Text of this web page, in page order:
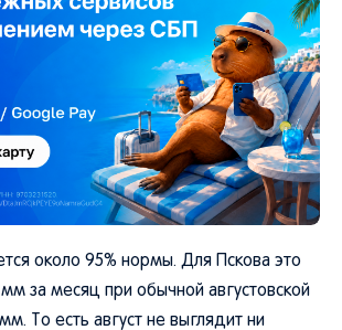
около 95% нормы. Для Пскова это
за месяц при обычной августовской
То есть август не выглядит ни